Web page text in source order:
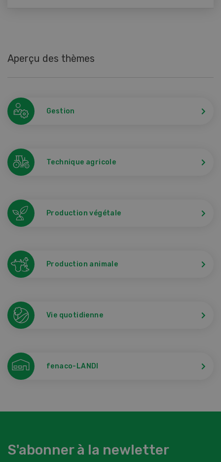
Aperçu des thèmes
Gestion
Technique agricole
Production végétale
Production animale
Vie quotidienne
fenaco-LANDI
S'abonner à la newletter